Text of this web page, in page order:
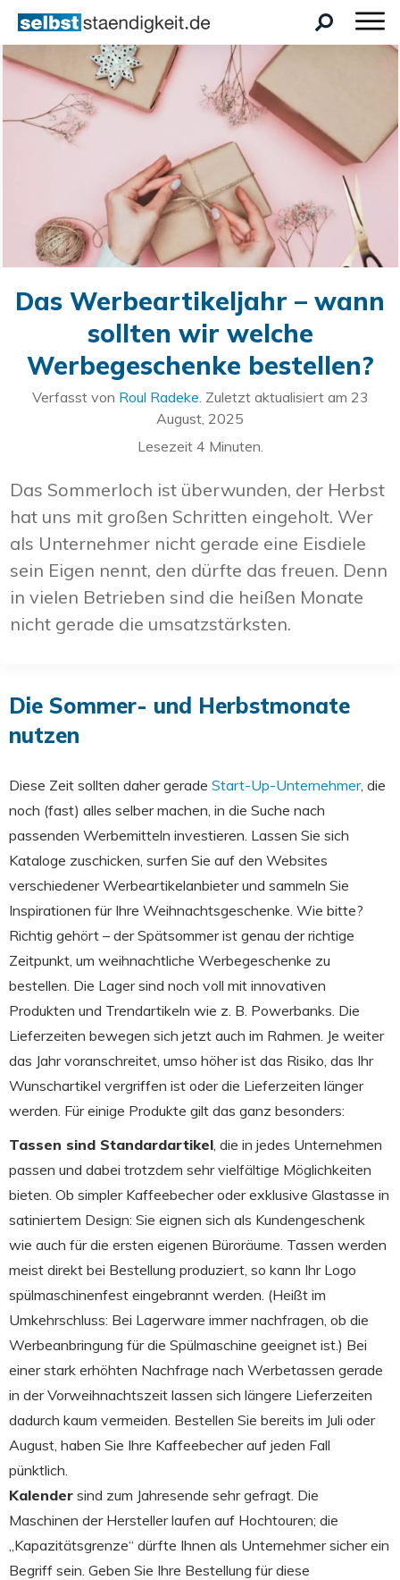
Das Werbeartikeljahr – wann
sollten wir welche
Werbegeschenke bestellen?
Verfasst von Roul Radeke. Zuletzt aktualisiert am 23
August, 2025
Lesezeit 4 Minuten.
Das Sommerloch ist überwunden, der Herbst
hat uns mit großen Schritten eingeholt. Wer
als Unternehmer nicht gerade eine Eisdiele
sein Eigen nennt, den dürfte das freuen. Denn
in vielen Betrieben sind die heißen Monate
nicht gerade die umsatzstärksten.
Die Sommer- und Herbstmonate
nutzen
Diese Zeit sollten daher gerade Start-Up-Unternehmer, die
noch (fast) alles selber machen, in die Suche nach
passenden Werbemitteln investieren. Lassen Sie sich
Kataloge zuschicken, surfen Sie auf den Websites
verschiedener Werbeartikelanbieter und sammeln Sie
Inspirationen für Ihre Weihnachtsgeschenke. Wie bitte?
Richtig gehört – der Spätsommer ist genau der richtige
Zeitpunkt, um weihnachtliche Werbegeschenke zu
bestellen. Die Lager sind noch voll mit innovativen
Produkten und Trendartikeln wie z. B. Powerbanks. Die
Lieferzeiten bewegen sich jetzt auch im Rahmen. Je weiter
das Jahr voranschreitet, umso höher ist das Risiko, das Ihr
Wunschartikel vergriffen ist oder die Lieferzeiten länger
werden. Für einige Produkte gilt das ganz besonders:
Tassen sind Standardartikel, die in jedes Unternehmen
passen und dabei trotzdem sehr vielfältige Möglichkeiten
bieten. Ob simpler Kaffeebecher oder exklusive Glastasse in
satiniertem Design: Sie eignen sich als Kundengeschenk
wie auch für die ersten eigenen Büroräume. Tassen werden
meist direkt bei Bestellung produziert, so kann Ihr Logo
spülmaschinenfest eingebrannt werden. (Heißt im
Umkehrschluss: Bei Lagerware immer nachfragen, ob die
Werbeanbringung für die Spülmaschine geeignet ist.) Bei
einer stark erhöhten Nachfrage nach Werbetassen gerade
in der Vorweihnachtszeit lassen sich längere Lieferzeiten
dadurch kaum vermeiden. Bestellen Sie bereits im Juli oder
August, haben Sie Ihre Kaffeebecher auf jeden Fall
pünktlich.
Kalender sind zum Jahresende sehr gefragt. Die
Maschinen der Hersteller laufen auf Hochtouren; die
„Kapazitätsgrenze“ dürfte Ihnen als Unternehmer sicher ein
Begriff sein. Geben Sie Ihre Bestellung für diese